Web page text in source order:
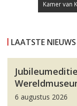
Kamer van
LAATSTE NIEUWS
6 augustus 2026